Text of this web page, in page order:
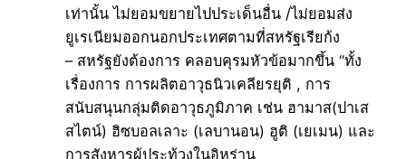
เท่านั้น ไม่ยอมขยายไปประเด็นอื่น /ไม่ยอมส่ง
ยูเรเนียมออกนอกประเทศตามที่สหรัฐเรียก้ง
– สหรัฐยังต้องการ คลอบคุรมหัวข้อมากขึ้น “ทั้ง
เรื่องการ การผลิตอาวุธนิวเคลียรยุติ , การ
สนับสนุนกลุ่มติดอาวุธภูมิภาค เช่น ฮามาส(ปาเส
สไตน์) ฮิซบอลเลาะ (เลบานอน) ฮูติ (เยเมน) และ
การสังหารผู้ประท้วงในอิหร่าน